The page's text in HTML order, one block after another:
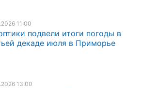
11:00
подвели итоги погоды в
декаде июля в Приморье
13:00